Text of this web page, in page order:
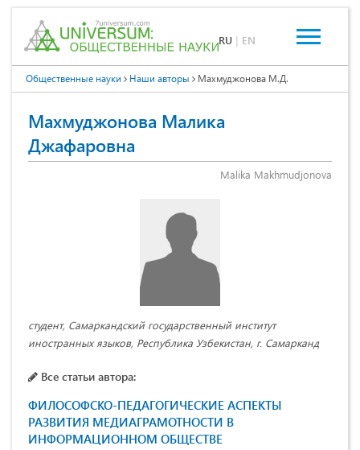
RU | EN
Общественные науки Наши авторы Махмуджонова М.Д.
Махмуджонова Малика
Джафаровна
Malika Makhmudjonova
студент, Самаркандский государственный институт
иностранных языков, Республика Узбекистан, г. Самарканд
Все статьи автора:
ФИЛОСОФСКО-ПЕДАГОГИЧЕСКИЕ АСПЕКТЫ
РАЗВИТИЯ МЕДИАГРАМОТНОСТИ В
ИНФОРМАЦИОННОМ ОБЩЕСТВЕ